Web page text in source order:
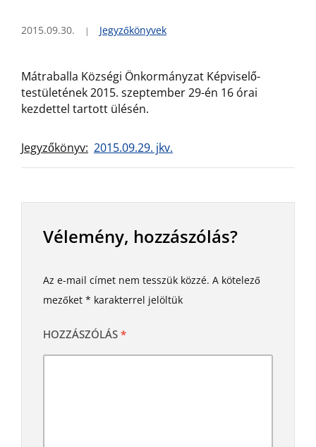
2015.09.30. Jegyzőkönyvek
Mátraballa Községi Önkormányzat Képviselő-
testületének 2015. szeptember 29-én 16 órai
kezdettel tartott ülésén.
Jegyzőkönyv: 2015.09.29. jkv.
Vélemény, hozzászólás?
Az e-mail címet nem tesszük közzé. A kötelező
mezőket * karakterrel jelöltük
HOZZÁSZÓLÁS *